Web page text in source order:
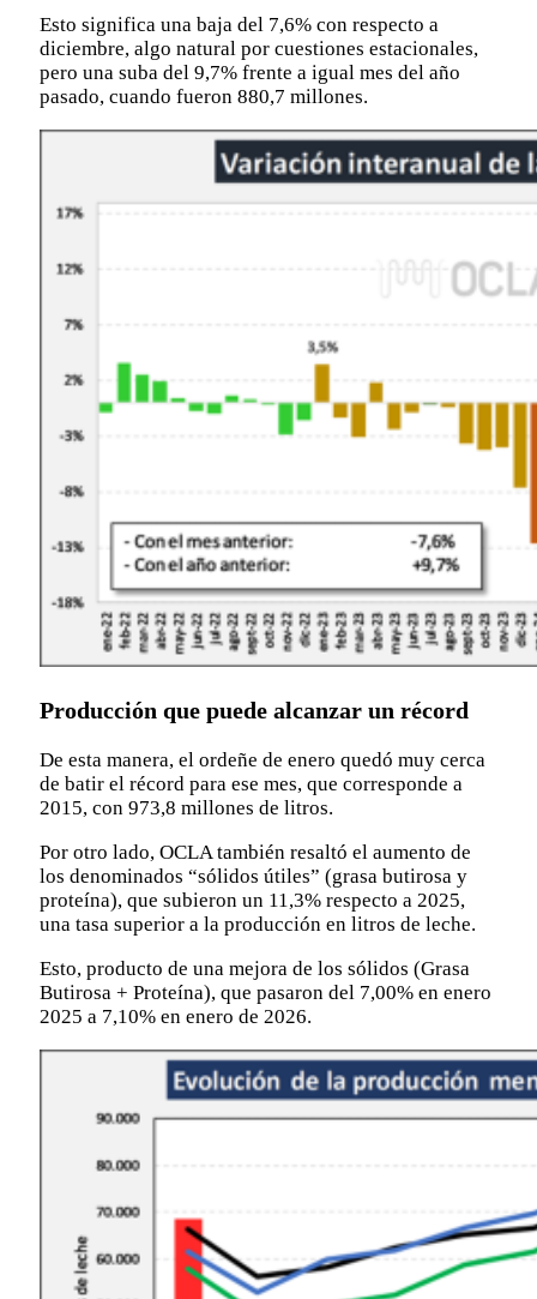
Esto significa una baja del 7,6% con respecto a
diciembre, algo natural por cuestiones estacionales,
pero una suba del 9,7% frente a igual mes del año
pasado, cuando fueron 880,7 millones.
Producción que puede alcanzar un récord
De esta manera, el ordeñe de enero quedó muy cerca
de batir el récord para ese mes, que corresponde a
2015, con 973,8 millones de litros.
Por otro lado, OCLA también resaltó el aumento de
los denominados “sólidos útiles” (grasa butirosa y
proteína), que subieron un 11,3% respecto a 2025,
una tasa superior a la producción en litros de leche.
Esto, producto de una mejora de los sólidos (Grasa
Butirosa + Proteína), que pasaron del 7,00% en enero
2025 a 7,10% en enero de 2026.